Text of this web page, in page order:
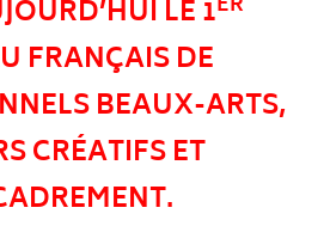
LE 1
FRANÇAIS DE
BEAUX-ARTS,
CRÉATIFS ET